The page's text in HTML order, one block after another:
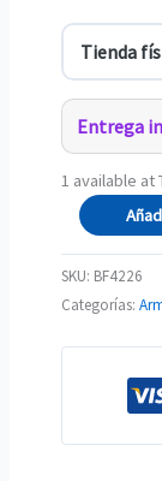
Entrega
1 available at
Wasteland
Tuft
cantidad
SKU: BF4226
Categorías: